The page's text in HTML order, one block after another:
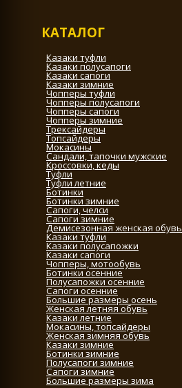
КАТАЛОГ
Казаки туфли
Казаки полусапоги
Казаки сапоги
Казаки зимние
Чопперы туфли
Чопперы полусапоги
Чопперы сапоги
Чопперы зимние
Трексайдеры
Топсайдеры
Мокасины
Сандали, тапочки мужские
Кроссовки, кеды
Туфли
Туфли летние
Ботинки
Ботинки зимние
Сапоги, челси
Сапоги зимние
Демисезонная женская обувь
Казаки туфли
Казаки полусапожки
Казаки сапоги
Чопперы, мотообувь
Ботинки осенние
Полусапожки осенние
Сапоги осенние
Большие размеры осень
Женская летняя обувь
Казаки летние
Мокасины, топсайдеры
Женская зимняя обувь
Казаки зимние
Ботинки зимние
Полусапоги зимние
Сапоги зимние
Большие размеры зима